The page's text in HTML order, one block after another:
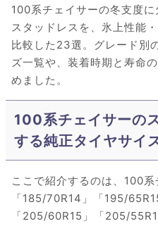
100系チェイサーの冬支度
スタッドレスを、氷上性能
比較した23選。グレード別
ズ一覧や、装着時期と寿命
めました。
100系チェイサーの
する純正タイヤサイ
ここで紹介するのは、100
「185/70R14」「195/
「205/60R15」「205/